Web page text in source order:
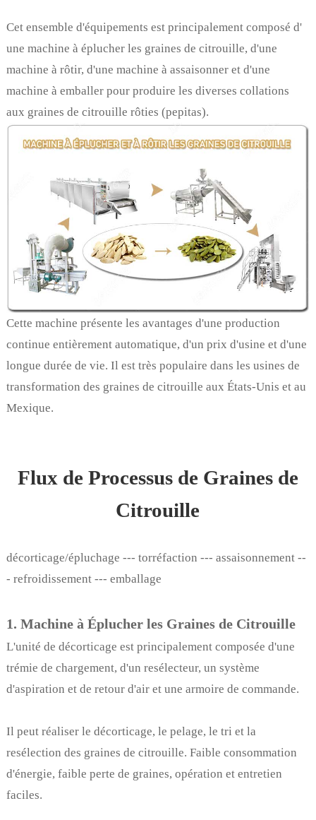
Cet ensemble d'équipements est principalement composé d'
une machine à éplucher les graines de citrouille, d'une
machine à rôtir, d'une machine à assaisonner et d'une
machine à emballer pour produire les diverses collations
aux graines de citrouille rôties (pepitas).
Cette machine présente les avantages d'une production
continue entièrement automatique, d'un prix d'usine et d'une
longue durée de vie. Il est très populaire dans les usines de
transformation des graines de citrouille aux États-Unis et au
Mexique.
Flux de Processus de Graines de
Citrouille
décorticage/épluchage --- torréfaction --- assaisonnement --
- refroidissement --- emballage
1. Machine à Éplucher les Graines de Citrouille
L'unité de décorticage est principalement composée d'une
trémie de chargement, d'un resélecteur, un système
d'aspiration et de retour d'air et une armoire de commande.
Il peut réaliser le décorticage, le pelage, le tri et la
resélection des graines de citrouille. Faible consommation
d'énergie, faible perte de graines, opération et entretien
faciles.